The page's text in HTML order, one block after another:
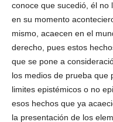
conoce que sucedió, él no
en su momento
mismo, acaecen en el
derecho, pues estos
que se pone a
los medios de prueba que
limites epistémicos o no
esos hechos que ya
la presentación de los